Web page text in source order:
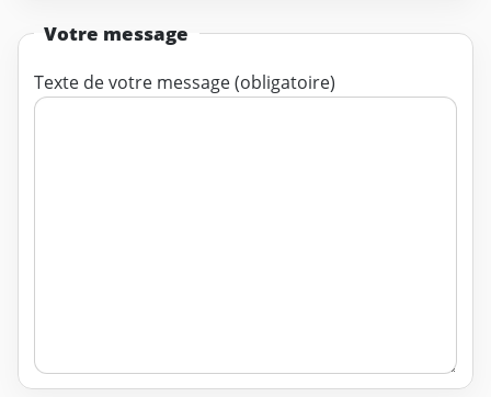
Votre message
Texte de votre message (obligatoire)